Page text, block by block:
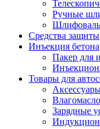
Ручные
Средства защиты
Инъекция бетона
Пакер для
Товары для
Зарядные